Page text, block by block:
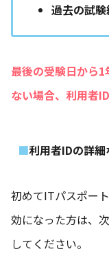
過去の試
最後の受験日から
ない場合、利用者
利用者IDの詳
初めてITパスポー
効になった方は、
してください。